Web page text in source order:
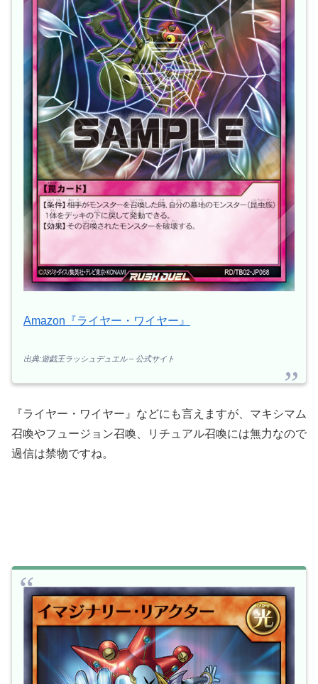
Amazon『ライヤー・ワイヤー』
出典:遊戯王ラッシュデュエル – 公式サイト
『ライヤー・ワイヤー』などにも言えますが、マキシマム
召喚やフュージョン召喚、リチュアル召喚には無力なので
過信は禁物ですね。